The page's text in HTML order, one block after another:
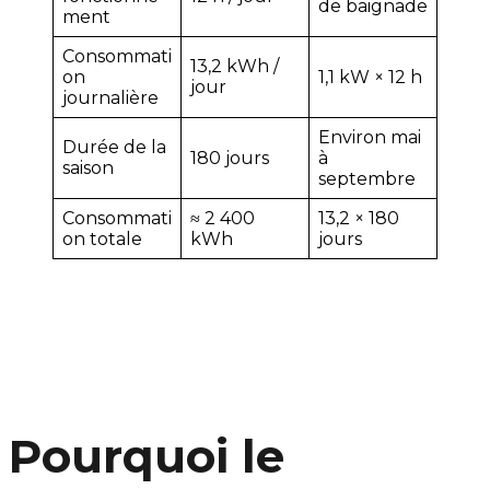
ment
de baignade
Consommati
on
journalière
13,2 kWh /
jour
1,1 kW × 12 h
Durée de la
saison
180 jours
Environ mai
à
septembre
Consommati
on totale
≈ 2 400
kWh
13,2 × 180
jours
Pourquoi le